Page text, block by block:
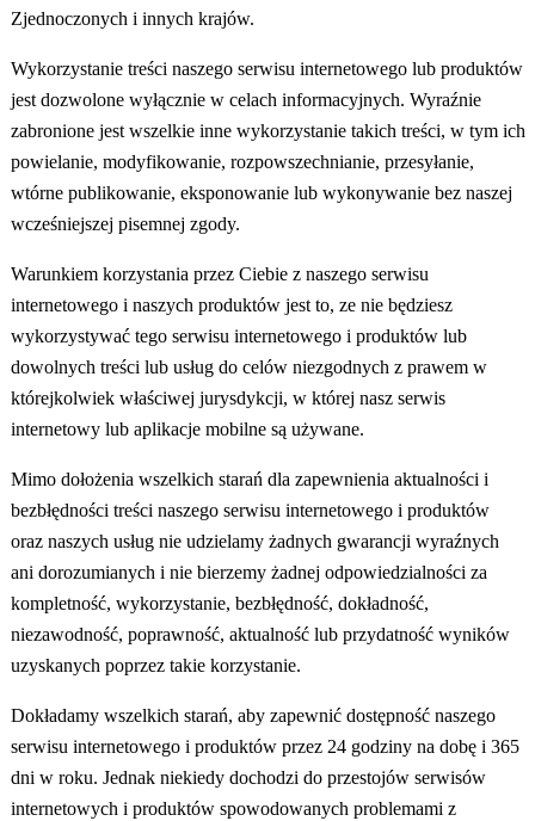
Zjednoczonych i innych krajów.
Wykorzystanie treści naszego serwisu internetowego lub produktów
jest dozwolone wyłącznie w celach informacyjnych. Wyraźnie
zabronione jest wszelkie inne wykorzystanie takich treści, w tym ich
powielanie, modyfikowanie, rozpowszechnianie, przesyłanie,
wtórne publikowanie, eksponowanie lub wykonywanie bez naszej
wcześniejszej pisemnej zgody.
Warunkiem korzystania przez Ciebie z naszego serwisu
internetowego i naszych produktów jest to, ze nie będziesz
wykorzystywać tego serwisu internetowego i produktów lub
dowolnych treści lub usług do celów niezgodnych z prawem w
którejkolwiek właściwej jurysdykcji, w której nasz serwis
internetowy lub aplikacje mobilne są używane.
Mimo dołożenia wszelkich starań dla zapewnienia aktualności i
bezbłędności treści naszego serwisu internetowego i produktów
oraz naszych usług nie udzielamy żadnych gwarancji wyraźnych
ani dorozumianych i nie bierzemy żadnej odpowiedzialności za
kompletność, wykorzystanie, bezbłędność, dokładność,
niezawodność, poprawność, aktualność lub przydatność wyników
uzyskanych poprzez takie korzystanie.
Dokładamy wszelkich starań, aby zapewnić dostępność naszego
serwisu internetowego i produktów przez 24 godziny na dobę i 365
dni w roku. Jednak niekiedy dochodzi do przestojów serwisów
internetowych i produktów spowodowanych problemami z